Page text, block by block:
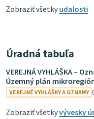
Zobraziť všetkyudalosti
Úradná tabuľa
VEREJNÁ VYHLÁŠKA –
Územný plán
VEREJNÉ VYHLÁŠKY A OZNAMY
Zobraziť všetkyvývesky